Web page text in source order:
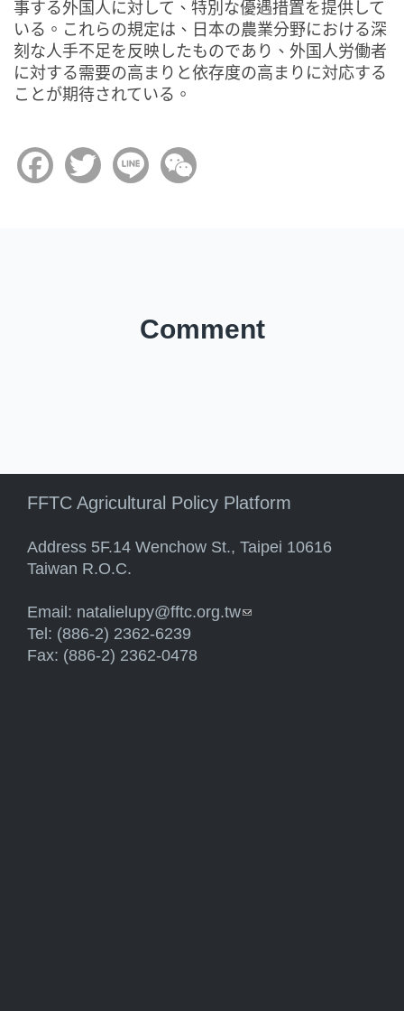
事する外国人に対して、特別な優遇措置を提供して
いる。これらの規定は、日本の農業分野における深
刻な人手不足を反映したものであり、外国人労働者
に対する需要の高まりと依存度の高まりに対応する
ことが期待されている。
FacebookTwitter Line
Comment
FFTC Agricultural Policy Platform
Address 5F.14 Wenchow St., Taipei 10616
Taiwan R.O.C.
Email: natalielupy@fftc.org.tw(link sends e-mail)
Tel: (886-2) 2362-6239
Fax: (886-2) 2362-0478